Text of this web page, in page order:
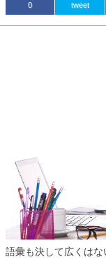
0 tweet
語彙も決して広くは